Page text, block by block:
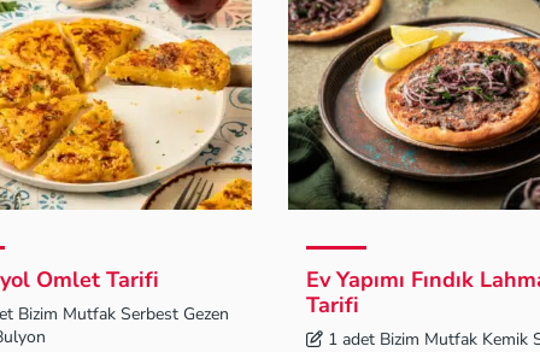
Omlet Tarifi
Bizim Mutfak Serbest Gezen
Ev Yapımı Fındık
Tarifi
1 adet Bizim Mutfak Kemik